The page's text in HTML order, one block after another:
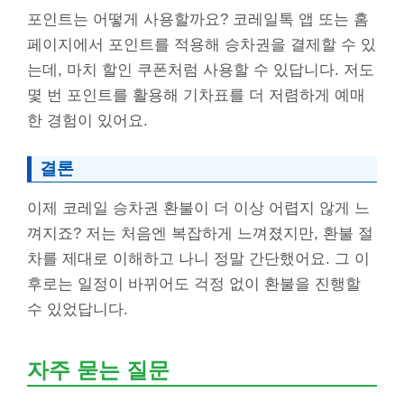
포인트는 어떻게 사용할까요? 코레일톡 앱 또는 홈
페이지에서 포인트를 적용해 승차권을 결제할 수 있
는데, 마치 할인 쿠폰처럼 사용할 수 있답니다. 저도
몇 번 포인트를 활용해 기차표를 더 저렴하게 예매
한 경험이 있어요.
결론
이제 코레일 승차권 환불이 더 이상 어렵지 않게 느
껴지죠? 저는 처음엔 복잡하게 느껴졌지만, 환불 절
차를 제대로 이해하고 나니 정말 간단했어요. 그 이
후로는 일정이 바뀌어도 걱정 없이 환불을 진행할
수 있었답니다.
자주 묻는 질문